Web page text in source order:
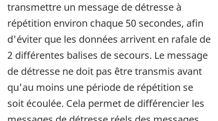
transmettre un message de détresse à
répétition environ chaque 50 secondes, afin
d'éviter que les données arrivent en rafale de
2 différentes balises de secours. Le message
de détresse ne doit pas être transmis avant
qu'au moins une période de répétition se
soit écoulée. Cela permet de différencier les